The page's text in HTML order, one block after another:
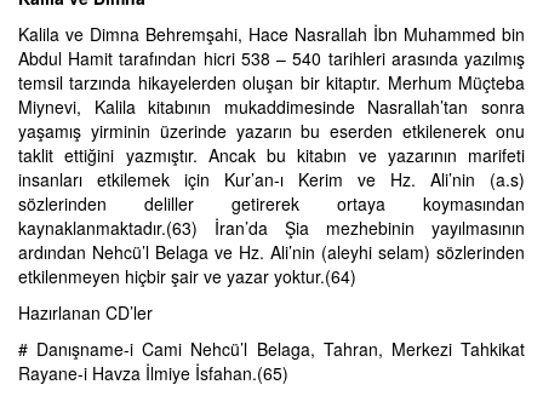
Kalila ve Dimna Behremşahi, Hace Nasrallah İbn Muhammed bin
Abdul Hamit tarafından hicri 538 – 540 tarihleri arasında yazılmış
temsil tarzında hikayelerden oluşan bir kitaptır. Merhum Müçteba
Miynevi, Kalila kitabının mukaddimesinde Nasrallah’tan sonra
yaşamış yirminin üzerinde yazarın bu eserden etkilenerek onu
taklit ettiğini yazmıştır. Ancak bu kitabın ve yazarının marifeti
insanları etkilemek için Kur’an-ı Kerim ve Hz. Ali’nin (a.s)
sözlerinden deliller getirerek ortaya koymasından
kaynaklanmaktadır.(63) İran’da Şia mezhebinin yayılmasının
ardından Nehcü’l Belaga ve Hz. Ali’nin (aleyhi selam) sözlerinden
etkilenmeyen hiçbir şair ve yazar yoktur.(64)
Hazırlanan CD’ler
# Danışname-i Cami Nehcü’l Belaga, Tahran, Merkezi Tahkikat
Rayane-i Havza İlmiye İsfahan.(65)